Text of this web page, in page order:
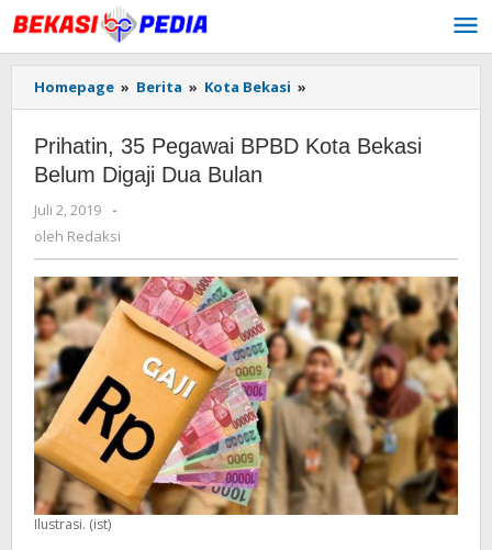
Lewati
ke
konten
Homepage » Berita » Kota Bekasi »
35
BPBD
Dua
Bulan
Prihatin, 35 Pegawai BPBD Kota Bekasi
Belum Digaji Dua Bulan
Juli 2, 2019
oleh
Redaksi
-
oleh Redaksi
Ilustrasi. (ist)